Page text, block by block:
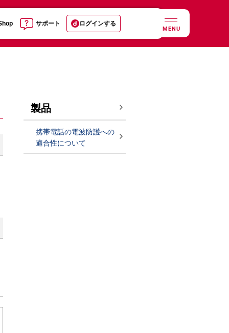
サポート ログインする
MENU
製品
携帯電話の電波防護への
適合性について